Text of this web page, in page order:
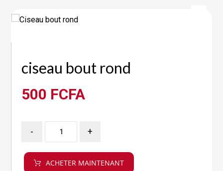
ciseau bout rond
500 FCFA
- +
ACHETER MAINTENANT